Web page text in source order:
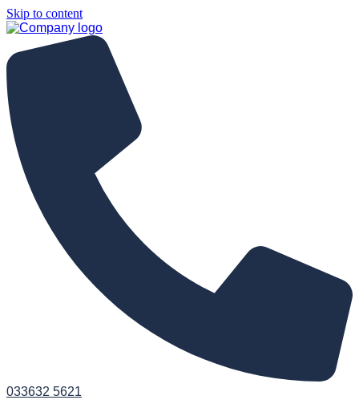
Skip to content
033632 5621